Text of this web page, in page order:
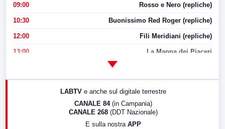
09:00 Rosso e Nero (repliche)
10:30 Buonissimo Red Roger (repliche)
12:00 Fili Meridiani (repliche)
13:00 La Mappa dei Piaceri
17:00 LabNews (replica)
LABTV e anche sul digitale terrestre
CANALE 84 (in Campania)
CANALE 268 (DDT Nazionale)
E sulla nostra APP